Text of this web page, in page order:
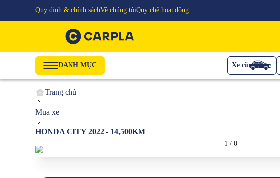
Quy định & chính sáchVề chúng tôiQuy chế hoạt động
DANH MỤC Xe cũ
Trang chủ
Mua xe
HONDA CITY 2022 - 14,500KM
1 / 0